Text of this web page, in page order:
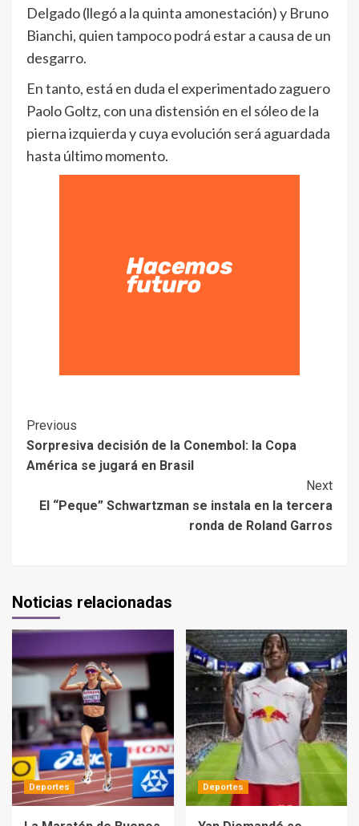
Delgado (llegó a la quinta amonestación) y Bruno
Bianchi, quien tampoco podrá estar a causa de un
desgarro.
En tanto, está en duda el experimentado zaguero
Paolo Goltz, con una distensión en el sóleo de la
pierna izquierda y cuya evolución será aguardada
hasta último momento.
Previous
Sorpresiva decisión de la Conembol: la Copa
América se jugará en Brasil
Next
El “Peque” Schwartzman se instala en la tercera
ronda de Roland Garros
Noticias relacionadas
Deportes Deportes